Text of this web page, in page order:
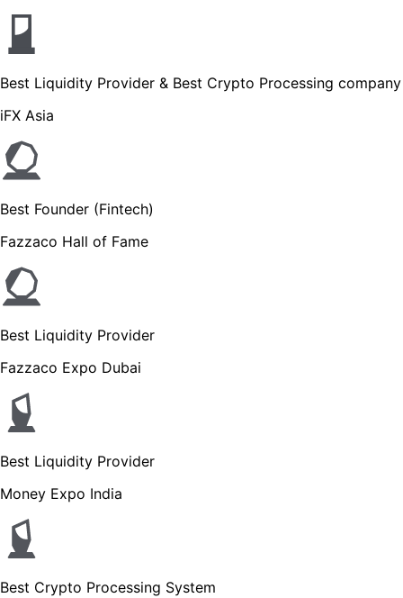
Best Liquidity Provider & Best Crypto Processing company
iFX Asia
Best Founder (Fintech)
Fazzaco Hall of Fame
Best Liquidity Provider
Fazzaco Expo Dubai
Best Liquidity Provider
Money Expo India
Best Crypto Processing System